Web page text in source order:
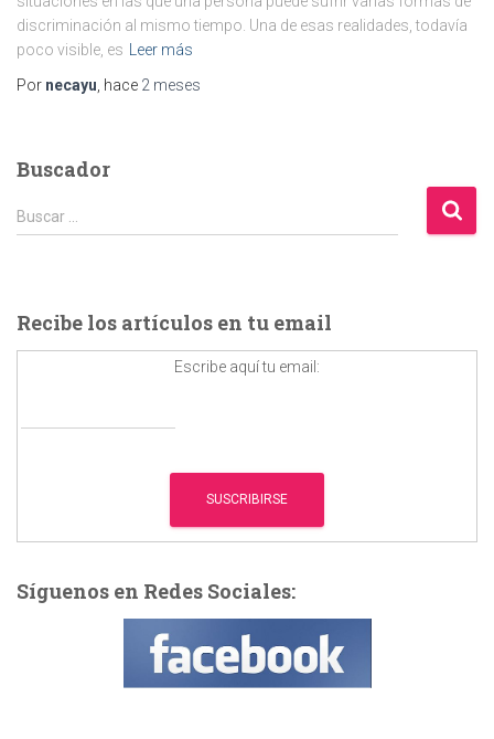
discriminación al mismo tiempo. Una de esas realidades, todavía
poco visible, es
Leer más
Por necayu , hace 2 meses
Buscador
B
u
r
:
Buscar …
Recibe los artículos en tu email
Escribe aquí tu email:
Síguenos en Redes Sociales: